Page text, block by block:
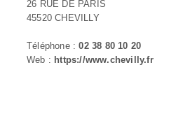
26 RUE DE PARIS
45520 CHEVILLY
Téléphone :02 38 80 10 20
Web : https://www.chevilly.fr